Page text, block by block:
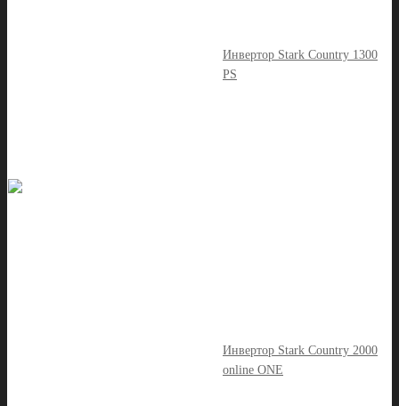
Инвертор Stark Country 1300
PS
Инвертор Stark Country 2000
online ONE